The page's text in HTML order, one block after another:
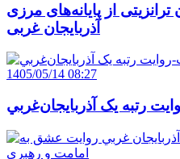
ترانزیتی از پایانه‌های مرزی
آذربایجان ‌غربی
1405/05/14 08:27
رتبه يک آذربايجان‌غربي